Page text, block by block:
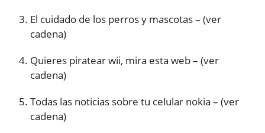
El cuidado de los perros y mascotas – (ver
cadena)
Quieres piratear wii, mira esta web – (ver
cadena)
Todas las noticias sobre tu celular nokia – (ver
cadena)